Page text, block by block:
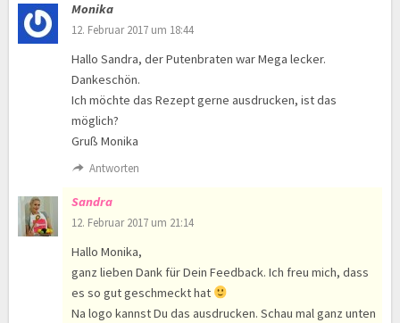
Monika
12. Februar 2017 um 18:44
Hallo Sandra, der Putenbraten war Mega lecker.
Dankeschön.
Ich möchte das Rezept gerne ausdrucken, ist das
möglich?
Gruß Monika
Antworten
Sandra
12. Februar 2017 um 21:14
Hallo Monika,
ganz lieben Dank für Dein Feedback. Ich freu mich, dass
es so gut geschmeckt hat
Na logo kannst Du das ausdrucken. Schau mal ganz unten